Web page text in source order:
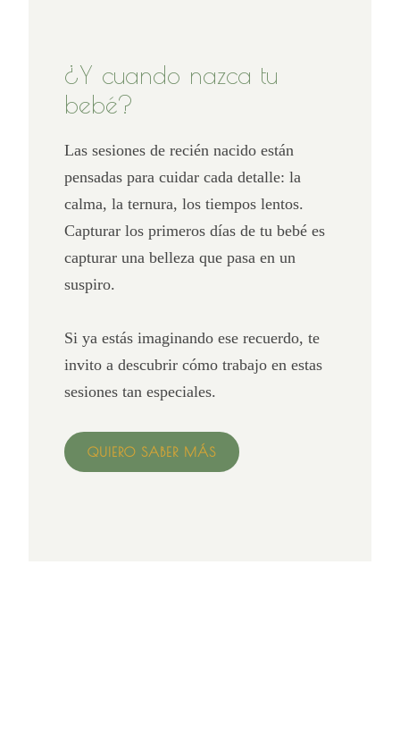
¿Y cuando nazca tu
bebé?
Las sesiones de recién nacido están
pensadas para cuidar cada detalle: la
calma, la ternura, los tiempos lentos.
Capturar los primeros días de tu bebé es
capturar una belleza que pasa en un
suspiro.
Si ya estás imaginando ese recuerdo, te
invito a descubrir cómo trabajo en estas
sesiones tan especiales.
QUIERO SABER MÁS